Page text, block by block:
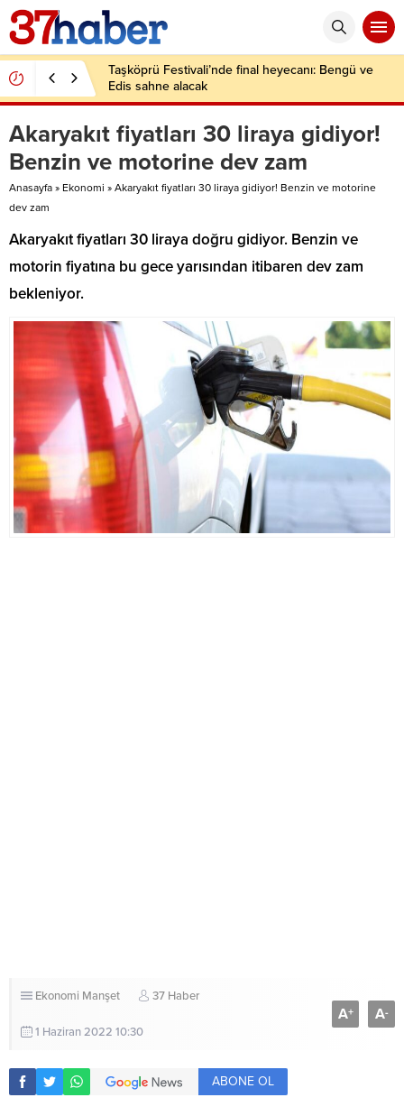
Taşköprü Festivali’nde final heyecanı: Bengü ve
Edis sahne alacak
Akaryakıt fiyatları 30 liraya gidiyor!
Benzin ve motorine dev zam
Anasayfa » Ekonomi » Akaryakıt fiyatları 30 liraya gidiyor! Benzin ve motorine
dev zam
Akaryakıt fiyatları 30 liraya doğru gidiyor. Benzin ve
motorin fiyatına bu gece yarısından itibaren dev zam
bekleniyor.
Ekonomi Manşet 37 Haber
1 Haziran 2022 10:30
A+ A-
ABONE OL